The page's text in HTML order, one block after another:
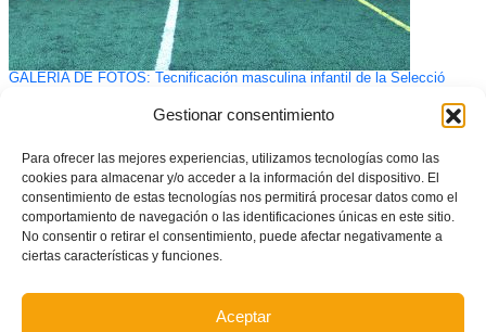
Gestionar consentimiento
Para ofrecer las mejores experiencias, utilizamos tecnologías como las
cookies para almacenar y/o acceder a la información del dispositivo. El
consentimiento de estas tecnologías nos permitirá procesar datos como el
comportamiento de navegación o las identificaciones únicas en este sitio.
No consentir o retirar el consentimiento, puede afectar negativamente a
ciertas características y funciones.
Aceptar
GALERÍA DE FOTOS: Tecnificación masculina infantil de la Selecció